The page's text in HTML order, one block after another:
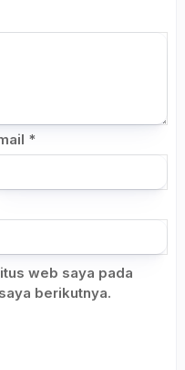
*
web saya pada
berikutnya.